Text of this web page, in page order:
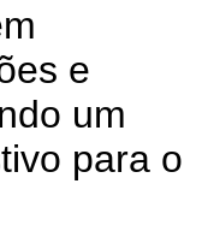
e
um
para o